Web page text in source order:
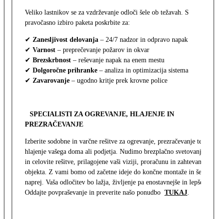
Veliko lastnikov se za vzdrževanje odloči šele ob težavah. S
pravočasno izbiro paketa poskrbite za:
✔ Zanesljivost delovanja – 24/7 nadzor in odpravo napak
✔ Varnost – preprečevanje požarov in okvar
✔ Brezskrbnost – reševanje napak na enem mestu
✔ Dolgoročne prihranke – analiza in optimizacija sistema
✔ Zavarovanje – ugodno kritje prek krovne police
SPECIALISTI ZA OGREVANJE, HLAJENJE IN
PREZRAČEVANJE
Izberite sodobne in varčne rešitve za ogrevanje, prezračevanje ter
hlajenje vašega doma ali podjetja. Nudimo brezplačno svetovanje
in celovite rešitve, prilagojene vaši viziji, proračunu in zahtevam
objekta. Z vami bomo od začetne ideje do končne montaže in še
naprej. Vaša odločitev bo lažja, življenje pa enostavnejše in lepše.
Oddajte povpraševanje in preverite našo ponudbo TUKAJ.